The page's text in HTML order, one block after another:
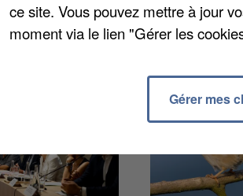
VUS
ce site. Vous pouvez mettre à jour
moment via le lien "Gérer les
Gérer mes